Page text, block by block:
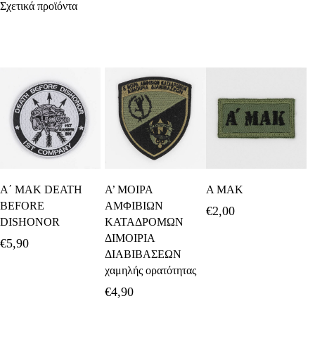
Σχετικά προϊόντα
Καλάθι
Α΄ ΜΑΚ DEATH
BEFORE
DISHONOR
€5,90
Καλάθι
Α’ ΜΟΙΡΑ
ΑΜΦΙΒΙΩΝ
ΚΑΤΑΔΡΟΜΩΝ
ΔΙΜΟΙΡΙΑ
ΔΙΑΒΙΒΑΣΕΩΝ
χαμηλής ορατότητας
€4,90
Α ΜΑΚ
€2,00